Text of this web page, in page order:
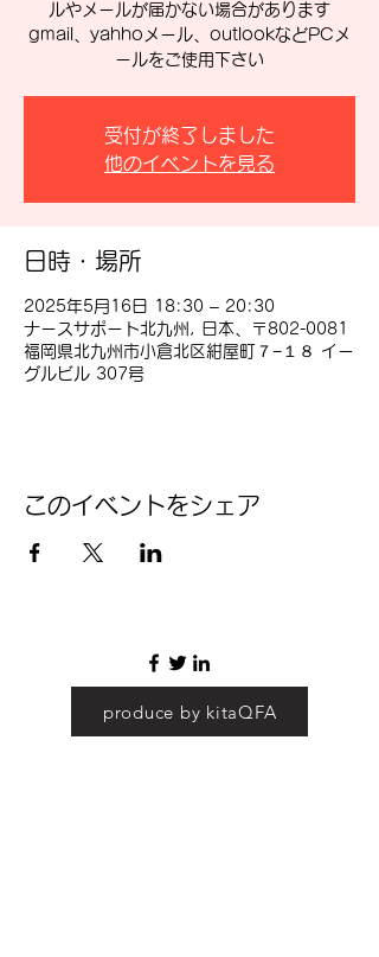
ルやメールが届かない場合があります
gmail、yahhoメール、outlookなどPCメ
ールをご使用下さい
受付が終了しました
他のイベントを見る
日時・場所
2025年5月16日 18:30 – 20:30
ナースサポート北九州, 日本、〒802-0081
福岡県北九州市小倉北区紺屋町７−１８ イー
グルビル 307号
このイベントをシェア
produce by kitaQFA